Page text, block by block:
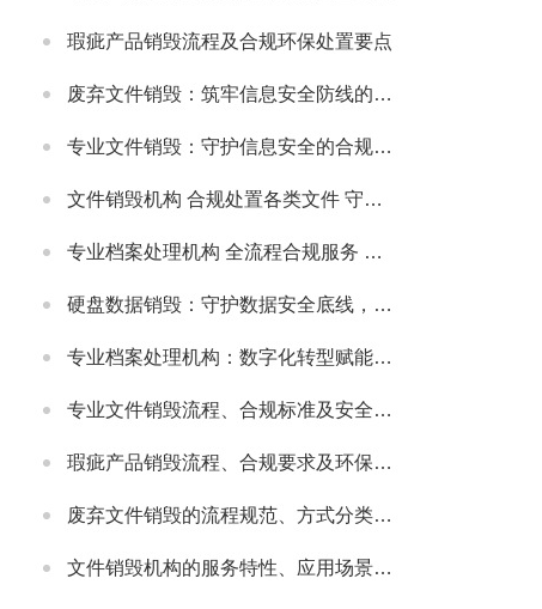
瑕疵产品销毁流程及合规环保处置要点
废弃文件销毁：筑牢信息安全防线的必要举措
专业文件销毁：守护信息安全的合规解决方案
文件销毁机构 合规处置各类文件 守护信息安全无忧
专业档案处理机构 全流程合规服务 助力政企档案管理提质增效
硬盘数据销毁：守护数据安全底线，主流服务公司实力解析
专业档案处理机构：数字化转型赋能，主流机构实力与行业发展解析
专业文件销毁流程、合规标准及安全防护指南
瑕疵产品销毁流程、合规要求及环保处理指南
废弃文件销毁的流程规范、方式分类及安全注意事项
文件销毁机构的服务特性、应用场景及选型要点解析